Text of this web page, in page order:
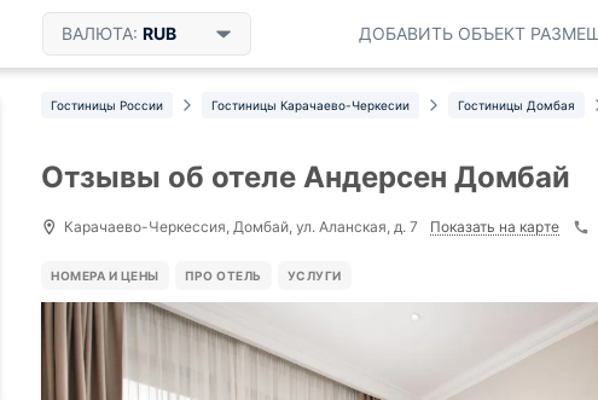
ВАЛЮТА: RUB ДОБАВИТЬ ОБЪЕКТ
Гостиницы России Гостиницы Карачаево-Черкесии Гостиницы Домбая
Отзывы об отеле Андерсен Домбай
Карачаево-Черкессия, Домбай, ул. Аланская, д. 7 Показать на карте
НОМЕРА И ЦЕНЫ ПРО ОТЕЛЬ УСЛУГИ